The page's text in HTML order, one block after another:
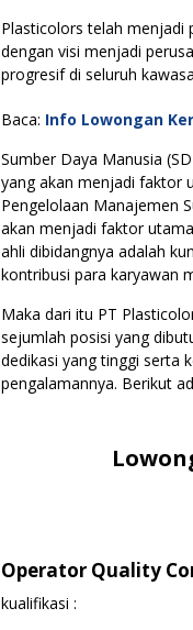
Plasticolors telah menjadi
dengan visi menjadi
progresif di seluruh
Baca: Info Lowongan
Sumber Daya Manusia
yang akan menjadi faktor
Pengelolaan Manajemen
akan menjadi faktor
ahli dibidangnya adalah
kontribusi para karyawan
Maka dari itu PT
sejumlah posisi yang
dedikasi yang tinggi serta
pengalamannya. Berikut
Operator Quality
kualifikasi :